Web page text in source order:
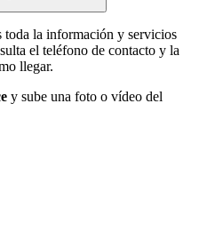
toda la información y servicios
el teléfono de contacto y la
llegar.
y sube una foto o vídeo del